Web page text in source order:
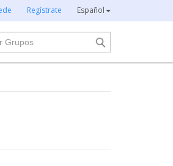
Regístrate Español